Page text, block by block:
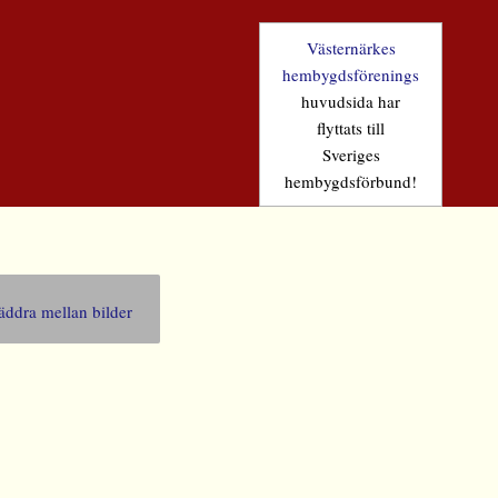
Västernärkes
hembygdsförenings
huvudsida har
flyttats till
Sveriges
hembygdsförbund!
mellan bilder